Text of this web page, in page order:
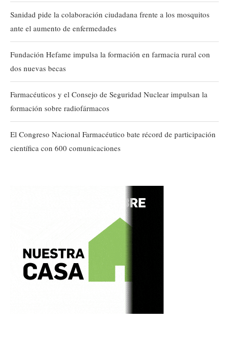
Sanidad pide la colaboración ciudadana frente a los mosquitos
ante el aumento de enfermedades
Fundación Hefame impulsa la formación en farmacia rural con
dos nuevas becas
Farmacéuticos y el Consejo de Seguridad Nuclear impulsan la
formación sobre radiofármacos
El Congreso Nacional Farmacéutico bate récord de participación
científica con 600 comunicaciones